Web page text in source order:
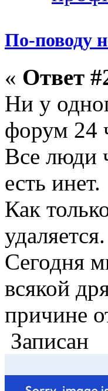
По-поводу
« Ответ
Ни у
форум 24
Все люди
есть инет.
Как
удаляется.
Сегодня
всякой
причине
Записан